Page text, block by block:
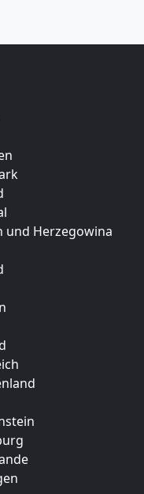
und Herzegowina